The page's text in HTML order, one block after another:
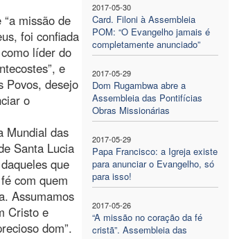
2017-05-30
Card. Filoni à Assembleia
POM: “O Evangelho jamais é
completamente anunciado”
2017-05-29
Dom Rugambwa abre a
Assembleia das Pontifícias
Obras Missionárias
2017-05-29
Papa Francisco: a Igreja existe
para anunciar o Evangelho, só
para isso!
2017-05-26
“A missão no coração da fé
cristã”. Assembleia das
missão de
foi confiada
líder do
e
Povos, desejo
o
Mundial das
Santa Lucia
que
com quem
Assumamos
Cristo e
dom”.